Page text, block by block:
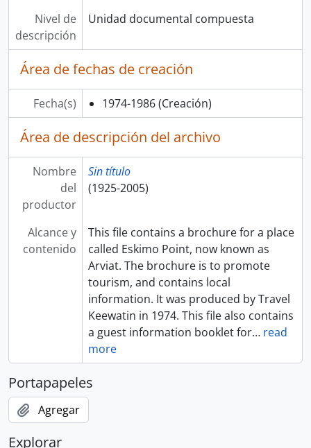
Nivel de
descripción
Unidad documental compuesta
Área de fechas de creación
Fecha(s) 1974-1986 (Creación)
Área de descripción del archivo
Nombre
del
productor
Sin título
(1925-2005)
Alcance y
contenido
This file contains a brochure for a place
called Eskimo Point, now known as
Arviat. The brochure is to promote
tourism, and contains local
information. It was produced by Travel
Keewatin in 1974. This file also contains
a guest information booklet for… read
more
Portapapeles
Agregar
Explorar